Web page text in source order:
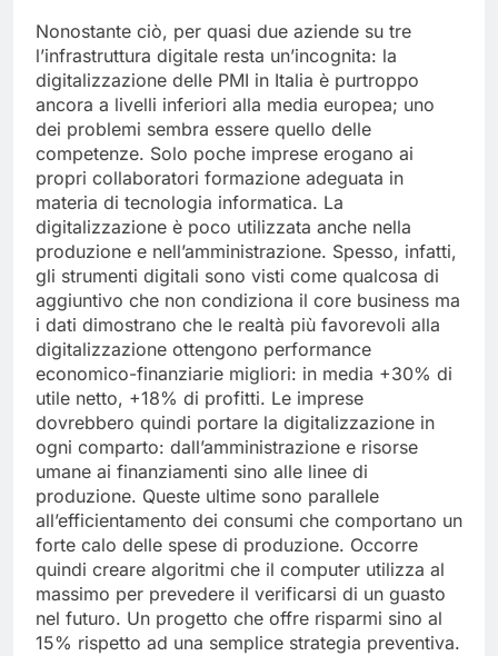
Nonostante ciò, per quasi due aziende su tre
l’infrastruttura digitale resta un’incognita: la
digitalizzazione delle PMI in Italia è purtroppo
ancora a livelli inferiori alla media europea; uno
dei problemi sembra essere quello delle
competenze. Solo poche imprese erogano ai
propri collaboratori formazione adeguata in
materia di tecnologia informatica. La
digitalizzazione è poco utilizzata anche nella
produzione e nell’amministrazione. Spesso, infatti,
gli strumenti digitali sono visti come qualcosa di
aggiuntivo che non condiziona il core business ma
i dati dimostrano che le realtà più favorevoli alla
digitalizzazione ottengono performance
economico-finanziarie migliori: in media +30% di
utile netto, +18% di profitti. Le imprese
dovrebbero quindi portare la digitalizzazione in
ogni comparto: dall’amministrazione e risorse
umane ai finanziamenti sino alle linee di
produzione. Queste ultime sono parallele
all’efficientamento dei consumi che comportano un
forte calo delle spese di produzione. Occorre
quindi creare algoritmi che il computer utilizza al
massimo per prevedere il verificarsi di un guasto
nel futuro. Un progetto che offre risparmi sino al
15% rispetto ad una semplice strategia preventiva.